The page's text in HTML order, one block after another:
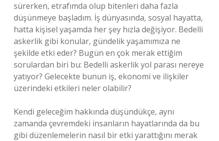
sürerken, etrafımda olup bitenleri daha fazla
düşünmeye başladım. İş dünyasında, sosyal hayatta,
hatta kişisel yaşamda her şey hızla değişiyor. Bedelli
askerlik gibi konular, gündelik yaşamımıza ne
şekilde etki eder? Bugün en çok merak ettiğim
sorulardan biri bu: Bedelli askerlik yol parası nereye
yatıyor? Gelecekte bunun iş, ekonomi ve ilişkiler
üzerindeki etkileri neler olabilir?
Kendi geleceğim hakkında düşündükçe, aynı
zamanda çevremdeki insanların hayatlarında da bu
gibi düzenlemelerin nasıl bir etki yarattığını merak